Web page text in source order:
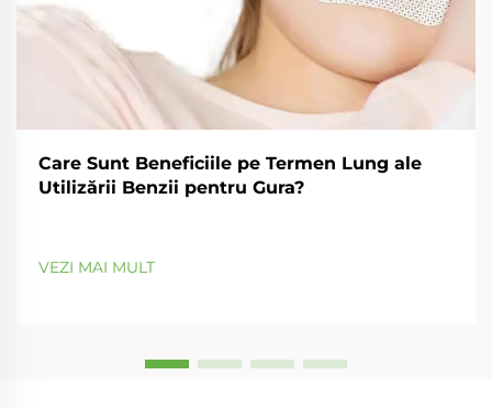
Care Sunt Beneficiile pe Termen Lung ale
Utilizării Benzii pentru Gura?
VEZI MAI MULT